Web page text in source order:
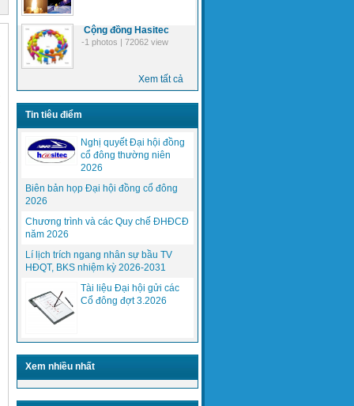
Cộng đồng Hasitec
-1 photos | 72062 view
Xem tất cả
Tin tiêu điểm
Nghị quyết Đại hội đồng
cổ đông thường niên
2026
Biên bản họp Đại hội đồng cổ đông
2026
Chương trình và các Quy chế ĐHĐCĐ
năm 2026
Lí lịch trích ngang nhân sự bầu TV
HĐQT, BKS nhiệm kỳ 2026-2031
Tài liệu Đại hội gửi các
Cổ đông đợt 3.2026
Xem nhiều nhất
Giới thiệu giải pháp công nghệ
CBTC-URBALIS của Alstom
Transport .SA